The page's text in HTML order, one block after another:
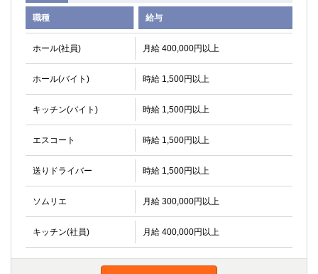
職種 給与
ホール(社員) 月給 400,000円以上
ホール(バイト) 時給 1,500円以上
キッチン(バイト) 時給 1,500円以上
エスコート 時給 1,500円以上
送りドライバー 時給 1,500円以上
ソムリエ 月給 300,000円以上
キッチン(社員) 月給 400,000円以上
三軒茶屋（南口）
①歌舞伎町 ②新宿 ③新宿三丁目 ④西
①歌舞伎町 ②新宿 ③西部新宿 ③東新宿
①歌舞伎町 ②新宿
①銀座 ②新橋
錦糸町(南口)
①東武練馬 ②成増・板橋 ③大山 ②池袋
池袋東口
金町
大井町
大泉学園
下赤塚
荻窪
浅草
新小岩
幡ヶ谷
祖師ヶ谷大蔵
小岩
湯島
久米川
市川
西麻布
五井